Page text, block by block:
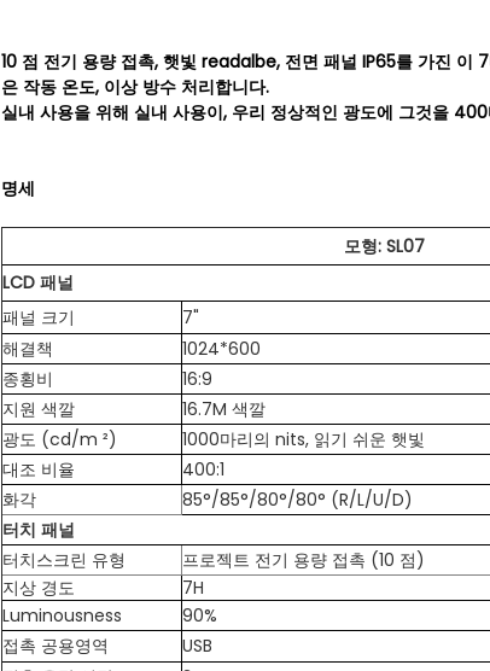
10 점 전기 용량 접촉, 햇빛 readalbe, 전면 패널 IP65를 가진 이
은 작동 온도, 이상 방수 처리합니다.
실내 사용을 위해 실내 사용이, 우리 정상적인 광도에 그것을
명세
모형: SL07
LCD 패널
패널 크기
7"
해결책
1024*600
종횡비
16:9
지원 색깔
16.7M 색깔
광도 (cd/m ²)
1000마리의 nits, 읽기 쉬운 햇빛
대조 비율
400:1
화각
85°/85°/80°/80° (R/L/U/D)
터치 패널
터치스크린 유형
프로젝트 전기 용량 접촉 (10 점)
지상 경도
7H
Luminousness
90%
접촉 공용영역
USB